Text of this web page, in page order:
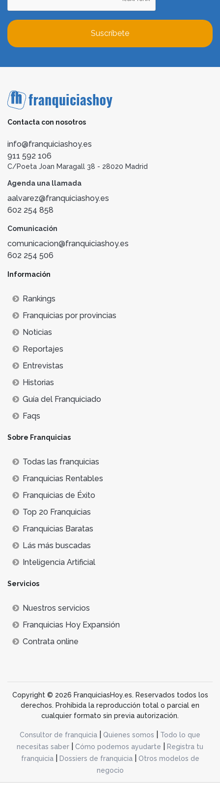
Suscríbete
Contacta con nosotros
info@franquiciashoy.es
911 592 106
C/Poeta Joan Maragall 38 - 28020 Madrid
Agenda una llamada
aalvarez@franquiciashoy.es
602 254 858
Comunicación
comunicacion@franquiciashoy.es
602 254 506
Información
Rankings
Franquicias por provincias
Noticias
Reportajes
Entrevistas
Historias
Guía del Franquiciado
Faqs
Sobre Franquicias
Todas las franquicias
Franquicias Rentables
Franquicias de Éxito
Top 20 Franquicias
Franquicias Baratas
Lás más buscadas
Inteligencia Artificial
Servicios
Nuestros servicios
Franquicias Hoy Expansión
Contrata online
Copyright © 2026 FranquiciasHoy.es. Reservados todos los
derechos. Prohibida la reproducción total o parcial en
cualquier formato sin previa autorización.
Consultor de franquicia Quienes somos
Todo lo que
necesitas saber
Cómo podemos ayudarte
Registra tu
franquicia| Dossiers de franquicia|
Otros modelos de
negocio